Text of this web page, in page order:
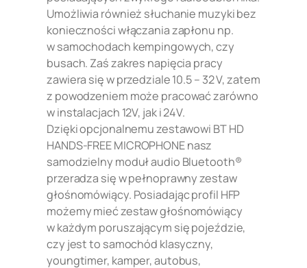
Umożliwia również słuchanie muzyki bez
konieczności włączania zapłonu np.
w samochodach kempingowych, czy
busach. Zaś zakres napięcia pracy
zawiera się w przedziale 10.5 – 32 V, zatem
z powodzeniem może pracować zarówno
w instalacjach 12V, jak i 24V.
Dzięki opcjonalnemu zestawowi BT HD
HANDS-FREE MICROPHONE nasz
samodzielny moduł audio Bluetooth®
przeradza się w pełnoprawny zestaw
głośnomówiący. Posiadając profil HFP
możemy mieć zestaw głośnomówiący
w każdym poruszającym się pojeździe,
czy jest to samochód klasyczny,
youngtimer, kamper, autobus,